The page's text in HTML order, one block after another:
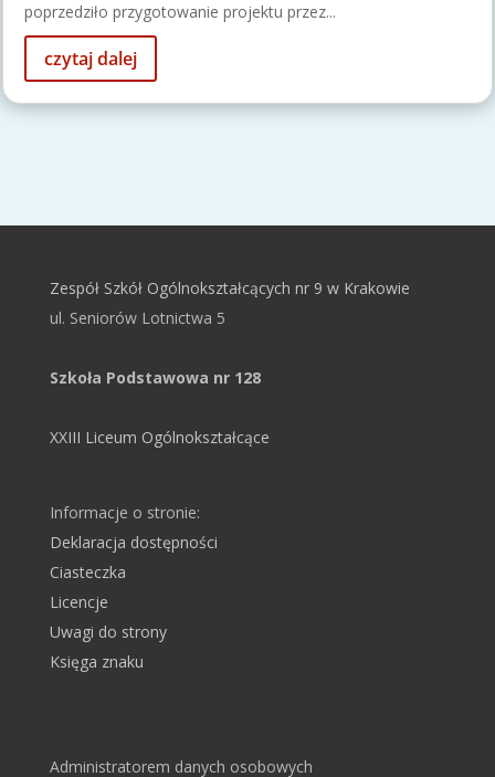
poprzedziło przygotowanie projektu przez...
czytaj dalej
Zespół Szkół Ogólnokształcących nr 9 w Krakowie
ul. Seniorów Lotnictwa 5
Szkoła Podstawowa nr 128
XXIII Liceum Ogólnokształcące
Informacje o stronie:
Deklaracja dostępności
Ciasteczka
Licencje
Uwagi do strony
Księga znaku
Administratorem danych osobowych